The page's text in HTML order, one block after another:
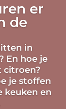
er
de
in
En hoe je
citroen?
je stoffen
keuken en